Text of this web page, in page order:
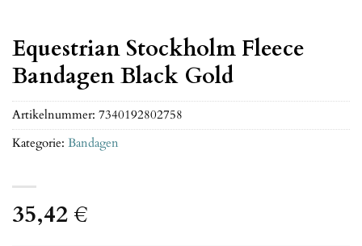
Equestrian Stockholm Fleece
Bandagen Black Gold
35,42 €
Artikelnummer: 7340192802758
Kategorie: Bandagen